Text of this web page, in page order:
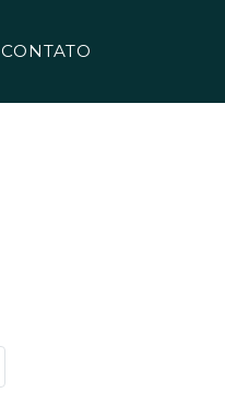
CONTATO